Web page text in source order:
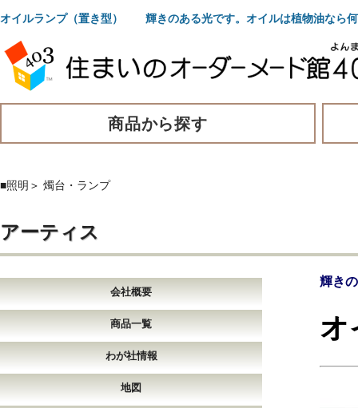
オイルランプ（置き型） 輝きのある光です。オイルは植物油なら何
商品から探す
■照明 ＞ 燭台・ランプ
アーティス
会社概要
商品一覧
わが社情報
地図
輝き
オ